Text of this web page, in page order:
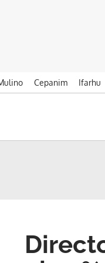
Cepanim Ifarhu